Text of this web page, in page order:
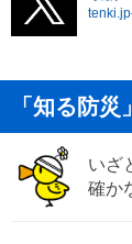
tenki.jp
「知る防災
いざ
確か